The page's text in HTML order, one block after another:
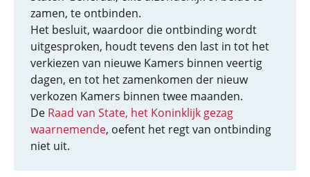
zamen, te ontbinden.
Het besluit, waardoor die ontbinding wordt
uitgesproken, houdt tevens den last in tot het
verkiezen van nieuwe Kamers binnen veertig
dagen, en tot het zamenkomen der nieuw
verkozen Kamers binnen twee maanden.
De Raad van State, het Koninklijk gezag
waarnemende, oefent het regt van ontbinding
niet uit.